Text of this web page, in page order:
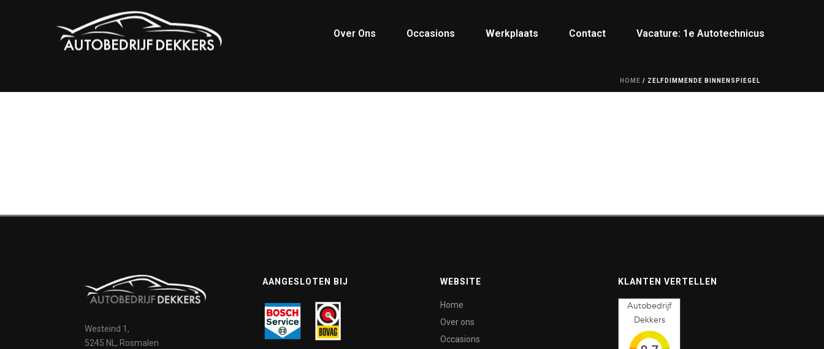
Over Ons Occasions Werkplaats Contact Vacature: 1e Autotechnicus
HOME / ZELFDIMMENDE BINNENSPIEGEL
Westeind 1,
5245 NL, Rosmalen
AANGESLOTEN BIJ WEBSITE
Home
Over ons
Occasions
KLANTEN VERTELLEN
Autobedrijf
Dekkers